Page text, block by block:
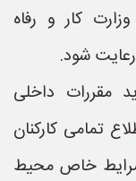
کار و رفاه
شود.
مقررات داخلی
تمامی کارکنان
شرایط خاص محیط